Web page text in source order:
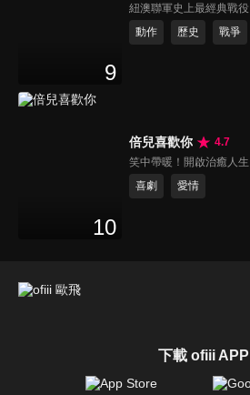
9
紐澳聯軍史上最經典戰役
動作
歷史 戰爭
10
倍兒喜歡你
4.7
笑中帶暖！開啟治癒人生
喜劇
愛情
下載 ofiii APP